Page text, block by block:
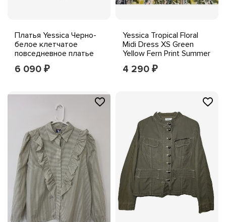
Платья Yessica Черно-
белое клетчатое
повседневное платье
для карьеры с рукавом
3/4 38 М на Северо-
6 090 ₽
Yessica Tropical Floral
Midi Dress XS Green
Yellow Fern Print Summer
Sundress
4 290 ₽